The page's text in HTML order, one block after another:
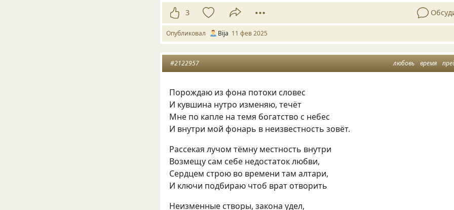
3
Опубликовал Bija 11 фев 2025
любовь время
#2122957
Порождаю из фона потоки словес
И кувшина нутро изменяю, течёт
Мне по капле на темя богатство с небес
И внутри мой фонарь в неизвестность зовёт.
Рассекая лучом тёмну местность внутри
Возмещу сам себе недостаток любви,
Сердцем строю во времени там алтари,
И ключи подбираю чтоб врат отворить
Неизменные створы, закона удел,